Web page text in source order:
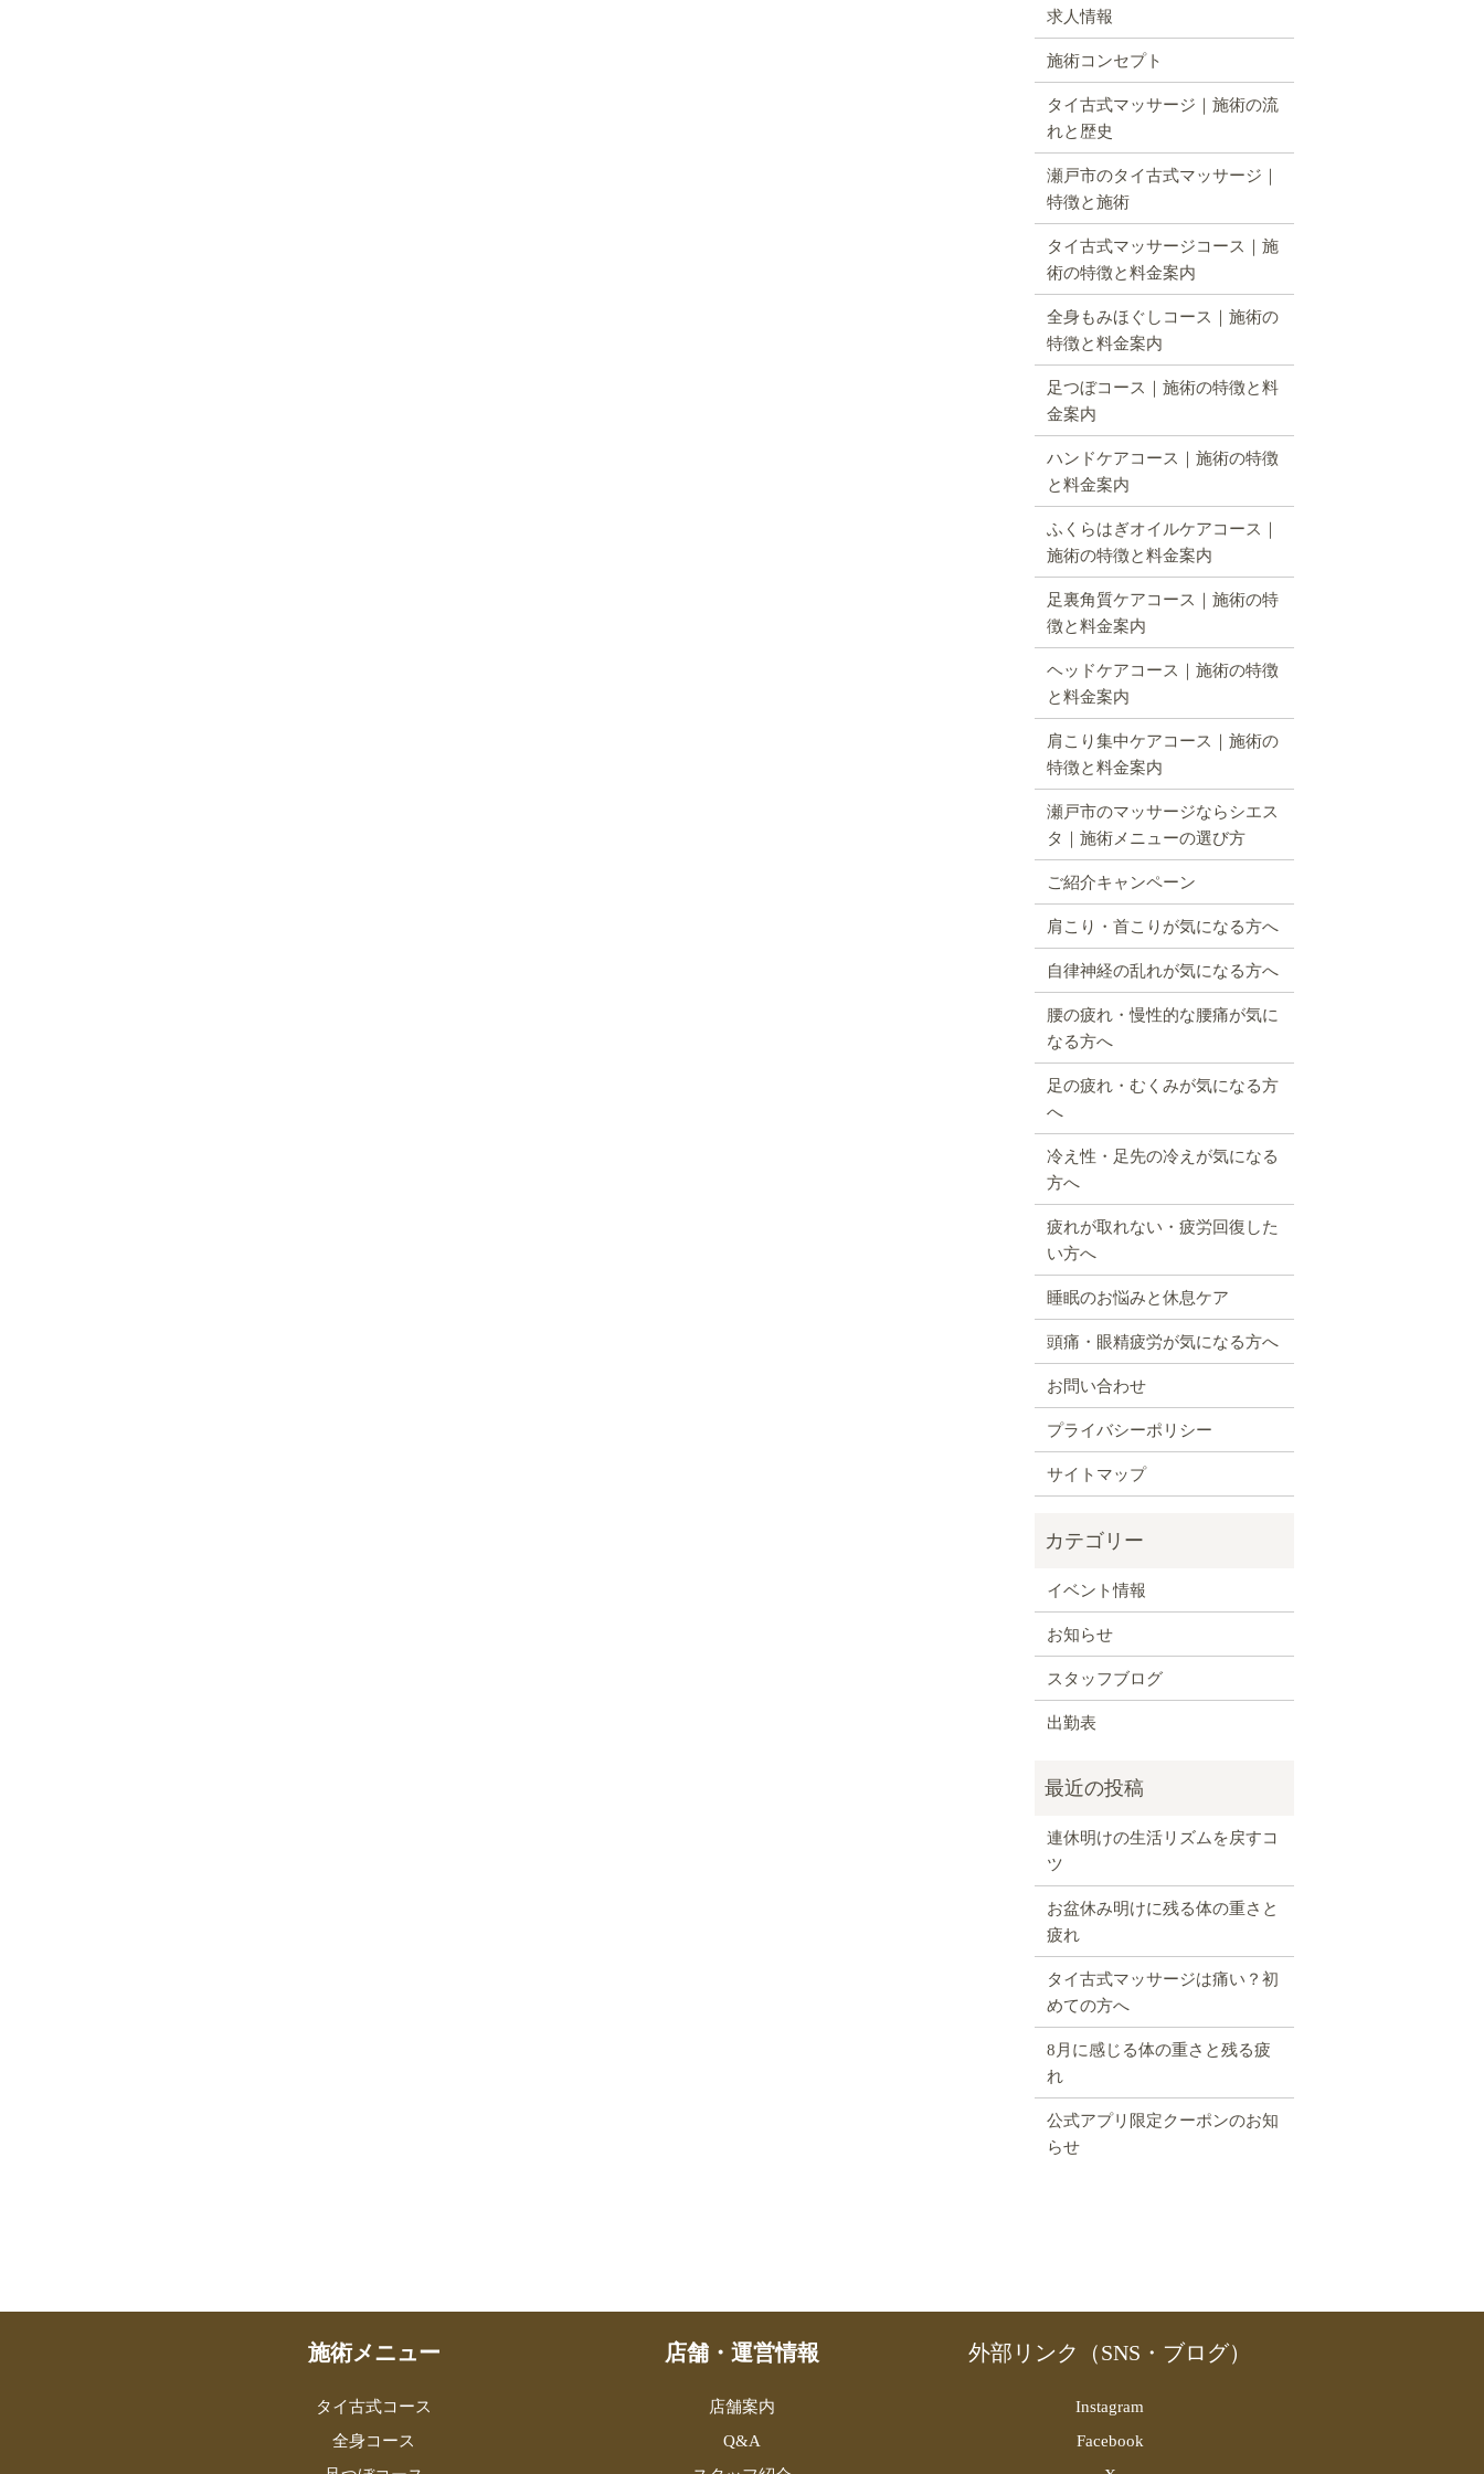
求人情報
施術コンセプト
タイ古式マッサージ｜施術の流
れと歴史
瀬戸市のタイ古式マッサージ｜
特徴と施術
タイ古式マッサージコース｜施
術の特徴と料金案内
全身もみほぐしコース｜施術の
特徴と料金案内
足つぼコース｜施術の特徴と料
金案内
ハンドケアコース｜施術の特徴
と料金案内
ふくらはぎオイルケアコース｜
施術の特徴と料金案内
足裏角質ケアコース｜施術の特
徴と料金案内
ヘッドケアコース｜施術の特徴
と料金案内
肩こり集中ケアコース｜施術の
特徴と料金案内
瀬戸市のマッサージならシエス
タ｜施術メニューの選び方
ご紹介キャンペーン
肩こり・首こりが気になる方へ
自律神経の乱れが気になる方へ
腰の疲れ・慢性的な腰痛が気に
なる方へ
足の疲れ・むくみが気になる方
へ
冷え性・足先の冷えが気になる
方へ
疲れが取れない・疲労回復した
い方へ
睡眠のお悩みと休息ケア
頭痛・眼精疲労が気になる方へ
お問い合わせ
プライバシーポリシー
サイトマップ
イベント情報
お知らせ
スタッフブログ
出勤表
連休明けの生活リズムを戻すコ
ツ
お盆休み明けに残る体の重さと
疲れ
タイ古式マッサージは痛い？初
めての方へ
8月に感じる体の重さと残る疲
れ
公式アプリ限定クーポンのお知
らせ
施術メニュー
タイ古式コース
全身コース
店舗・運営情報
店舗案内
Q&A
外部リンク（SNS・ブログ）
Instagram
Facebook